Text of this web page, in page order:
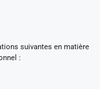
suivantes en matière
: